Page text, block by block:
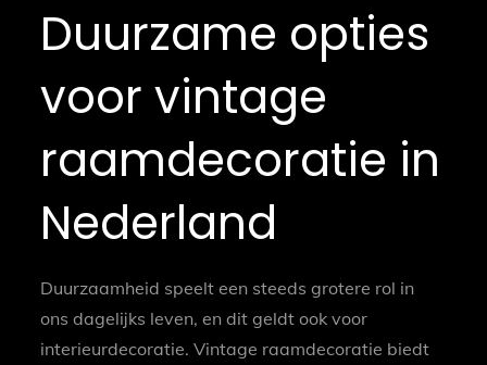
Duurzame opties
voor vintage
raamdecoratie in
Nederland
Duurzaamheid speelt een steeds grotere rol in
ons dagelijks leven, en dit geldt ook voor
interieurdecoratie. Vintage raamdecoratie biedt